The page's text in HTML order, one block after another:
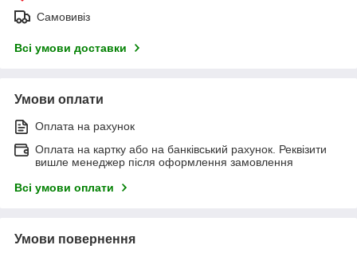
Самовивіз
Всі умови доставки
Умови оплати
Оплата на рахунок
Оплата на картку або на банківський рахунок. Реквізити
вишле менеджер після оформлення замовлення
Всі умови оплати
Умови повернення